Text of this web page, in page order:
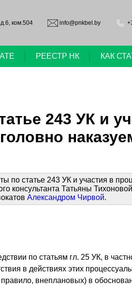
д.6, ком.504 info@pnkbel.by
РЕЕСТР НК КАК
243 УК и
по статье 243 УК и участия в
консультанта Татьяны
Александром Чирвой.
по статьям гл. 25 УК, в
в действиях этих
внеплановых) в